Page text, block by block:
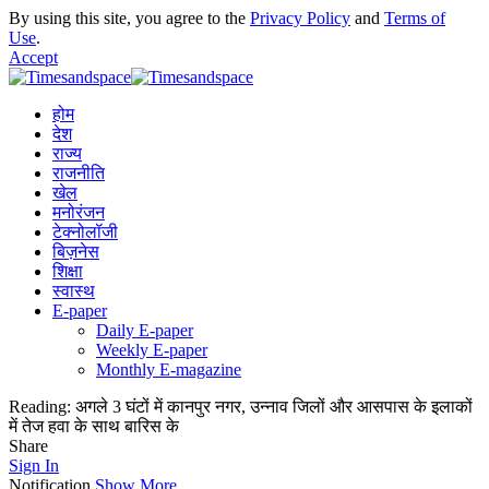
By using this site, you agree to the Privacy Policy and Terms of
Use.
Accept
होम
देश
राज्य
राजनीति
खेल
मनोरंजन
टेक्नोलॉजी
बिज़नेस
शिक्षा
स्वास्थ
E-paper
Daily E-paper
Weekly E-paper
Monthly E-magazine
Reading: अगले 3 घंटों में कानपुर नगर, उन्नाव जिलों और आसपास के इलाकों
में तेज हवा के साथ बारिस के
Share
Sign In
Notification Show More